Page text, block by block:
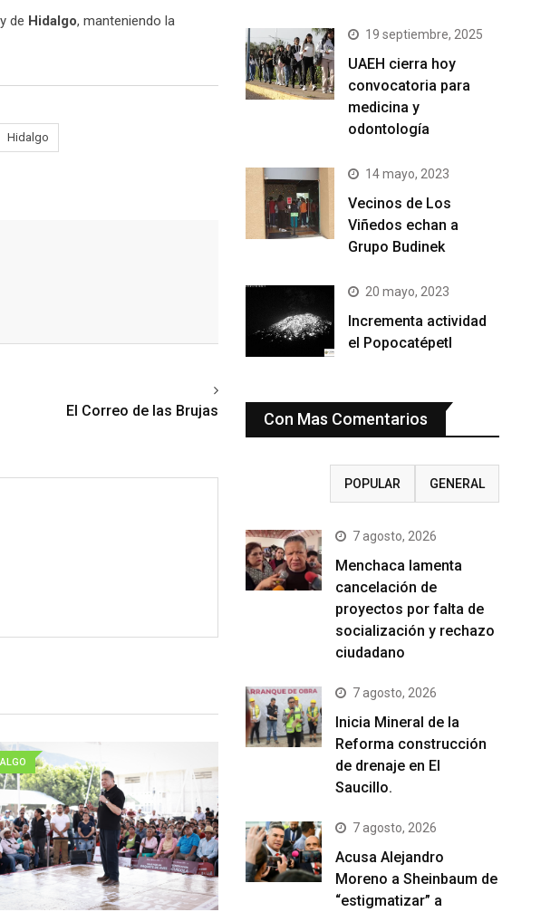
de Hidalgo, manteniendo la
Hidalgo
El Correo de las Brujas
19 septiembre, 2025
UAEH cierra hoy
convocatoria para
medicina y
odontología
14 mayo, 2023
Vecinos de Los
Viñedos echan a
Grupo Budinek
20 mayo, 2023
Incrementa actividad
el Popocatépetl
Con Mas Comentarios
POPULAR GENERAL
7 agosto, 2026
Menchaca lamenta
cancelación de
proyectos por falta de
socialización y rechazo
ciudadano
7 agosto, 2026
Inicia Mineral de la
Reforma construcción
de drenaje en El
Saucillo.
7 agosto, 2026
Acusa Alejandro
Moreno a Sheinbaum de
“estigmatizar” a